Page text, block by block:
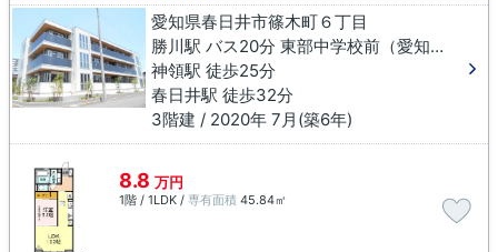
愛知県春日井市篠木町６丁目
勝川駅 バス20分 東部中学校前（愛知県）下車 徒歩5分
神領駅 徒歩25分
春日井駅 徒歩32分
3階建 / 2020年 7月(築6年)
8.8 万円
1階 / 1LDK / 専有面積 45.84㎡